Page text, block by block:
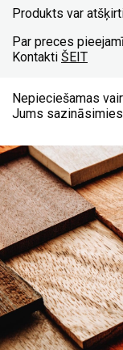
Produkts var
Par preces
Kontakti ŠEIT
Nepieciešamas
Jums sazināsimies